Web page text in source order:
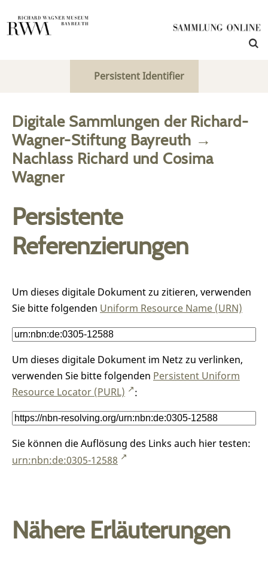
Persistent Identifier
Digitale Sammlungen der Richard-
Wagner-Stiftung Bayreuth →
Nachlass Richard und Cosima
Wagner
Persistente
Referenzierungen
Um dieses digitale Dokument zu zitieren, verwenden
Sie bitte folgenden Uniform Resource Name (URN)
Um dieses digitale Dokument im Netz zu verlinken,
verwenden Sie bitte folgenden Persistent Uniform
Resource Locator (PURL)
:
Sie können die Auflösung des Links auch hier testen:
urn:nbn:de:0305-12588
Nähere Erläuterungen